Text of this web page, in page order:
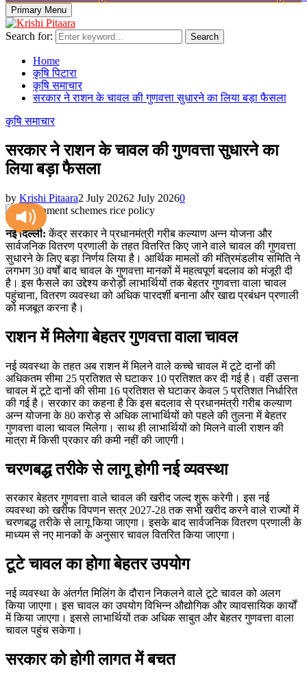
Primary Menu
Search for: Search
Home
कृषि पिटारा
कृषि समाचार
सरकार ने राशन के चावल की गुणवत्ता सुधारने का लिया बड़ा फैसला
कृषि समाचार
सरकार ने राशन के चावल की गुणवत्ता सुधारने का
लिया बड़ा फैसला
by Krishi Pitaara2 July 20262 July 20260
नई दिल्ली: केंद्र सरकार ने प्रधानमंत्री गरीब कल्याण अन्न योजना और
सार्वजनिक वितरण प्रणाली के तहत वितरित किए जाने वाले चावल की गुणवत्ता
सुधारने के लिए बड़ा निर्णय लिया है। आर्थिक मामलों की मंत्रिमंडलीय समिति ने
लगभग 30 वर्षों बाद चावल के गुणवत्ता मानकों में महत्वपूर्ण बदलाव को मंजूरी दी
है। इस फैसले का उद्देश्य करोड़ों लाभार्थियों तक बेहतर गुणवत्ता वाला चावल
पहुंचाना, वितरण व्यवस्था को अधिक पारदर्शी बनाना और खाद्य प्रबंधन प्रणाली
को मजबूत करना है।
राशन में मिलेगा बेहतर गुणवत्ता वाला चावल
नई व्यवस्था के तहत अब राशन में मिलने वाले कच्चे चावल में टूटे दानों की
अधिकतम सीमा 25 प्रतिशत से घटाकर 10 प्रतिशत कर दी गई है। वहीं उसना
चावल में टूटे दानों की सीमा 16 प्रतिशत से घटाकर केवल 5 प्रतिशत निर्धारित
की गई है। सरकार का कहना है कि इस बदलाव से प्रधानमंत्री गरीब कल्याण
अन्न योजना के 80 करोड़ से अधिक लाभार्थियों को पहले की तुलना में बेहतर
गुणवत्ता वाला चावल मिलेगा। साथ ही लाभार्थियों को मिलने वाली राशन की
मात्रा में किसी प्रकार की कमी नहीं की जाएगी।
चरणबद्ध तरीके से लागू होगी नई व्यवस्था
सरकार बेहतर गुणवत्ता वाले चावल की खरीद जल्द शुरू करेगी। इस नई
व्यवस्था को खरीफ विपणन सत्र 2027-28 तक सभी खरीद करने वाले राज्यों में
चरणबद्ध तरीके से लागू किया जाएगा। इसके बाद सार्वजनिक वितरण प्रणाली के
माध्यम से नए मानकों के अनुसार चावल वितरित किया जाएगा।
टूटे चावल का होगा बेहतर उपयोग
नई व्यवस्था के अंतर्गत मिलिंग के दौरान निकलने वाले टूटे चावल को अलग
किया जाएगा। इस चावल का उपयोग विभिन्न औद्योगिक और व्यावसायिक कार्यों
में किया जाएगा। इससे लाभार्थियों तक अधिक साबुत और बेहतर गुणवत्ता वाला
चावल पहुंच सकेगा।
सरकार को होगी लागत में बचत